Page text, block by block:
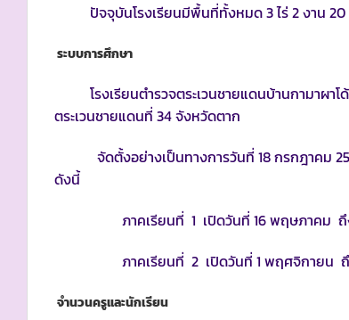
ปัจจุบันโรงเรียนมีพื้นที่ทั้งหมด 3 ไร่ 2 งาน 20
ระบบการศึกษา
โรงเรียนตำรวจตระเวนชายแดนบ้านกามาผา
ตระเวนชายแดนที่ 34 จังหวัดตาก
จัดตั้งอย่างเป็นทางการวันที่ 18 กรกฎาคม
ดังนี้
ภาคเรียนที่ 1 เปิดวันที่ 16 พฤษภาคม ถึง
ภาคเรียนที่ 2 เปิดวันที่ 1 พฤศจิกายน ถึง
จำนวนครูและนักเรียน